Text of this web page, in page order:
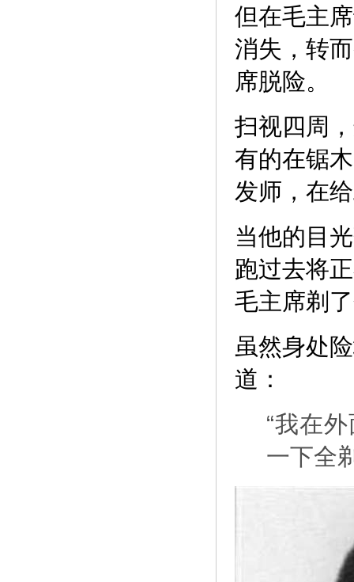
但在毛主
消失，转
席脱险。
扫视四周
有的在锯
发师，在
当他的目
跑过去将
毛主席剃
虽然身处
道：
“我在
一下全